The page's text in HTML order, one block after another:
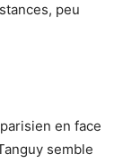
peu
en face
semble